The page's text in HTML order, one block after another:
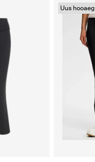
Uus hooaeg